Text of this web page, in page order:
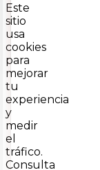
Este
sitio
usa
cookies
para
mejorar
tu
experiencia
y
medir
el
tráfico.
Consulta